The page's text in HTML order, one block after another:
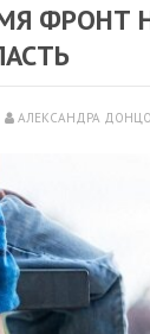
ФРОНТ
АЛЕКСАНДРА